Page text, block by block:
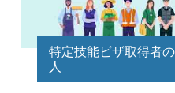
特定技能ビザ取得者
人